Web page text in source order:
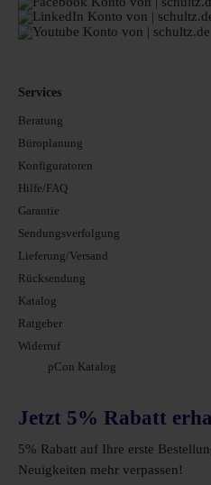
Services
Beratung
Büroplanung
Konfiguratoren
Hilfe/FAQ
Garantie
Sendungsverfolgung
Lieferung/Versand
Rücksendung
Katalog
Ratgeber
Widerruf
pCon Katalog
Jetzt 5% Rabatt
5% Rabatt auf Ihre erste
Neuigkeiten mehr verpassen!